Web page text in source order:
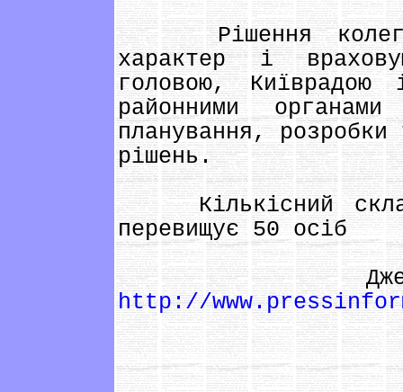
Рішення колегії
характер і
головою, Київрадою
районними
планування, розробки
рішень.
Кількісний склад
перевищує 50 осіб
Джерело:
http://